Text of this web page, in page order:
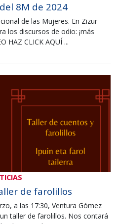
8M de 2024
de las Mujeres. En Zizur
los discursos de odio: ¡más
HAZ CLICK AQUÍ ...
de farolillos
a las 17:30, Ventura Gómez
taller de farolillos. Nos contará